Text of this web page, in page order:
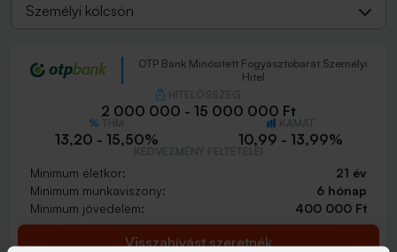
Személyi kölcsön
OTP Bank Minősített Fogyasztóbarát Személyi
Hitel
2 000 000 - 15 000 000 Ft
13,20 - 15,50% 10,99 - 13,99%
Minimum életkor:
21 év
Minimum munkaviszony:
6 hónap
Minimum jövedelem:
400 000 Ft
Visszahívást szeretnék